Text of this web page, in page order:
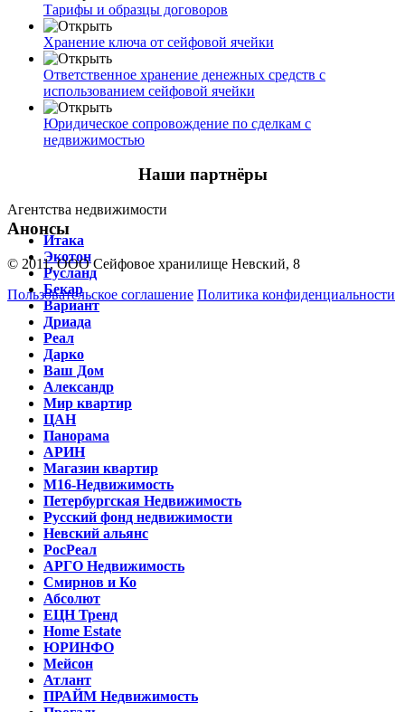
Тарифы и образцы договоров
Хранение ключа от сейфовой ячейки
Ответственное хранение денежных средств с
использованием сейфовой ячейки
Юридическое сопровождение по сделкам с
недвижимостью
Наши партнёры
Агентства недвижимости
Итака
Экотон
Русланд
Бекар
Вариант
Дриада
Реал
Дарко
Ваш Дом
Александр
Мир квартир
ЦАН
Панорама
АРИН
Магазин квартир
М16-Недвижимость
Петербургская Недвижимость
Русский фонд недвижимости
Невский альянс
РосРеал
АРГО Недвижимость
Смирнов и Ко
Абсолют
ЕЦН Тренд
Home Estate
ЮРИНФО
Мейсон
Атлант
ПРАЙМ Недвижимость
Анонсы
© 2011, ООО Сейфовое хранилище Невский, 8
Пользовательское соглашение Политика конфиденциальности